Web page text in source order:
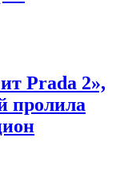
Prada 2»,
пролила